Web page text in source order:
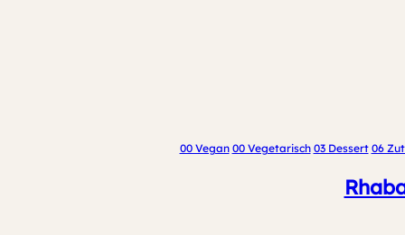
00 Vegan 00 Vegetarisch 03 Dessert 06